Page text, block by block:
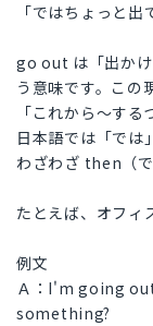
「ではちょっと
go out は「出か
う意味です。この
「これから～する
日本語では「では
わざわざ then（
たとえば、オフィ
例文
Ａ：I'm going
something?